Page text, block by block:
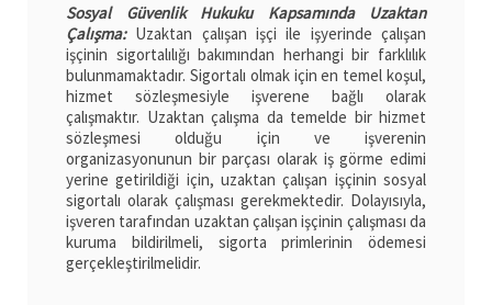
Sosyal Güvenlik Hukuku Kapsamında Uzaktan
Çalışma:Uzaktan çalışan işçi ile işyerinde çalışan
işçinin sigortalılığı bakımından herhangi bir farklılık
bulunmamaktadır. Sigortalı olmak için en temel koşul,
hizmet sözleşmesiyle işverene bağlı olarak
çalışmaktır. Uzaktan çalışma da temelde bir hizmet
sözleşmesi olduğu için ve işverenin
organizasyonunun bir parçası olarak iş görme edimi
yerine getirildiği için, uzaktan çalışan işçinin sosyal
sigortalı olarak çalışması gerekmektedir. Dolayısıyla,
işveren tarafından uzaktan çalışan işçinin çalışması da
kuruma bildirilmeli, sigorta primlerinin ödemesi
gerçekleştirilmelidir.